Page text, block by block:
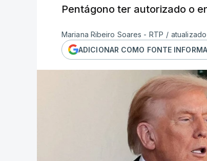
Pentágono ter autorizado o
Mariana Ribeiro Soares - RTP /
ADICIONAR COMO FONTE